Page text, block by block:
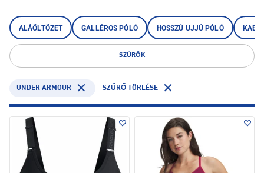
ALÁÖLTÖZET GALLÉROS PÓLÓ HOSSZÚ UJJÚ PÓLÓ
SZŰRŐK
UNDER ARMOUR SZŰRŐ TÖRLÉSE